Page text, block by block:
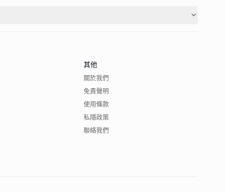
其他
關於我們
免責聲明
使用條款
私隱政策
聯絡我們